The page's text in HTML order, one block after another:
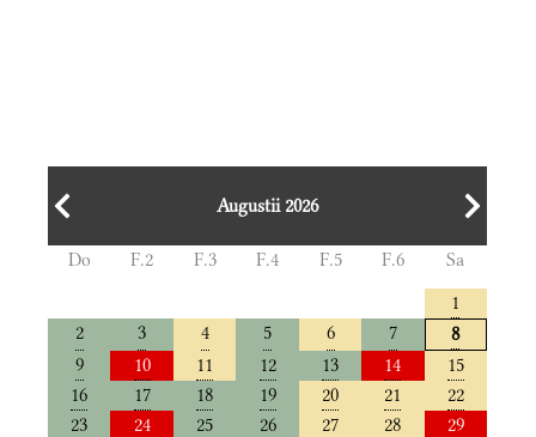
Augustii 2026
Do F.2 F.3 F.4 F.5 F.6
Sa
1
2
3 4 5 6 7
8
9
10 11 12 13 14
15
16
17 18 19 20 21
22
23
24 25 26 27 28
29